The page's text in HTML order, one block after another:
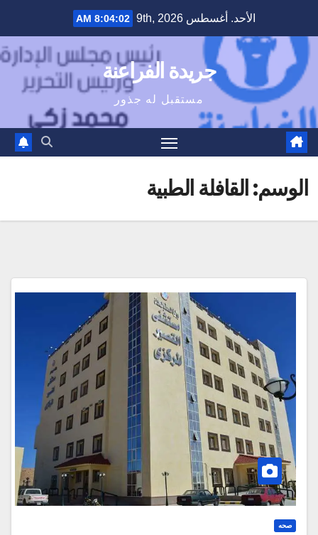
content
الأحد. أغسطس 9th, 2026 8:04:03 AM
جريدة الفراعنة
مستقبل له جذور
الوسم: القافلة الطبية
صحه